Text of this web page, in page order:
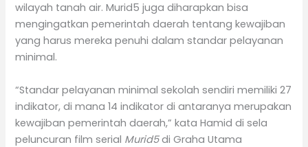
wilayah tanah air. Murid5 juga diharapkan bisa
mengingatkan pemerintah daerah tentang kewajiban
yang harus mereka penuhi dalam standar pelayanan
minimal.
“Standar pelayanan minimal sekolah sendiri memiliki 27
indikator, di mana 14 indikator di antaranya merupakan
kewajiban pemerintah daerah,” kata Hamid di sela
peluncuran film serial Murid5di Graha Utama